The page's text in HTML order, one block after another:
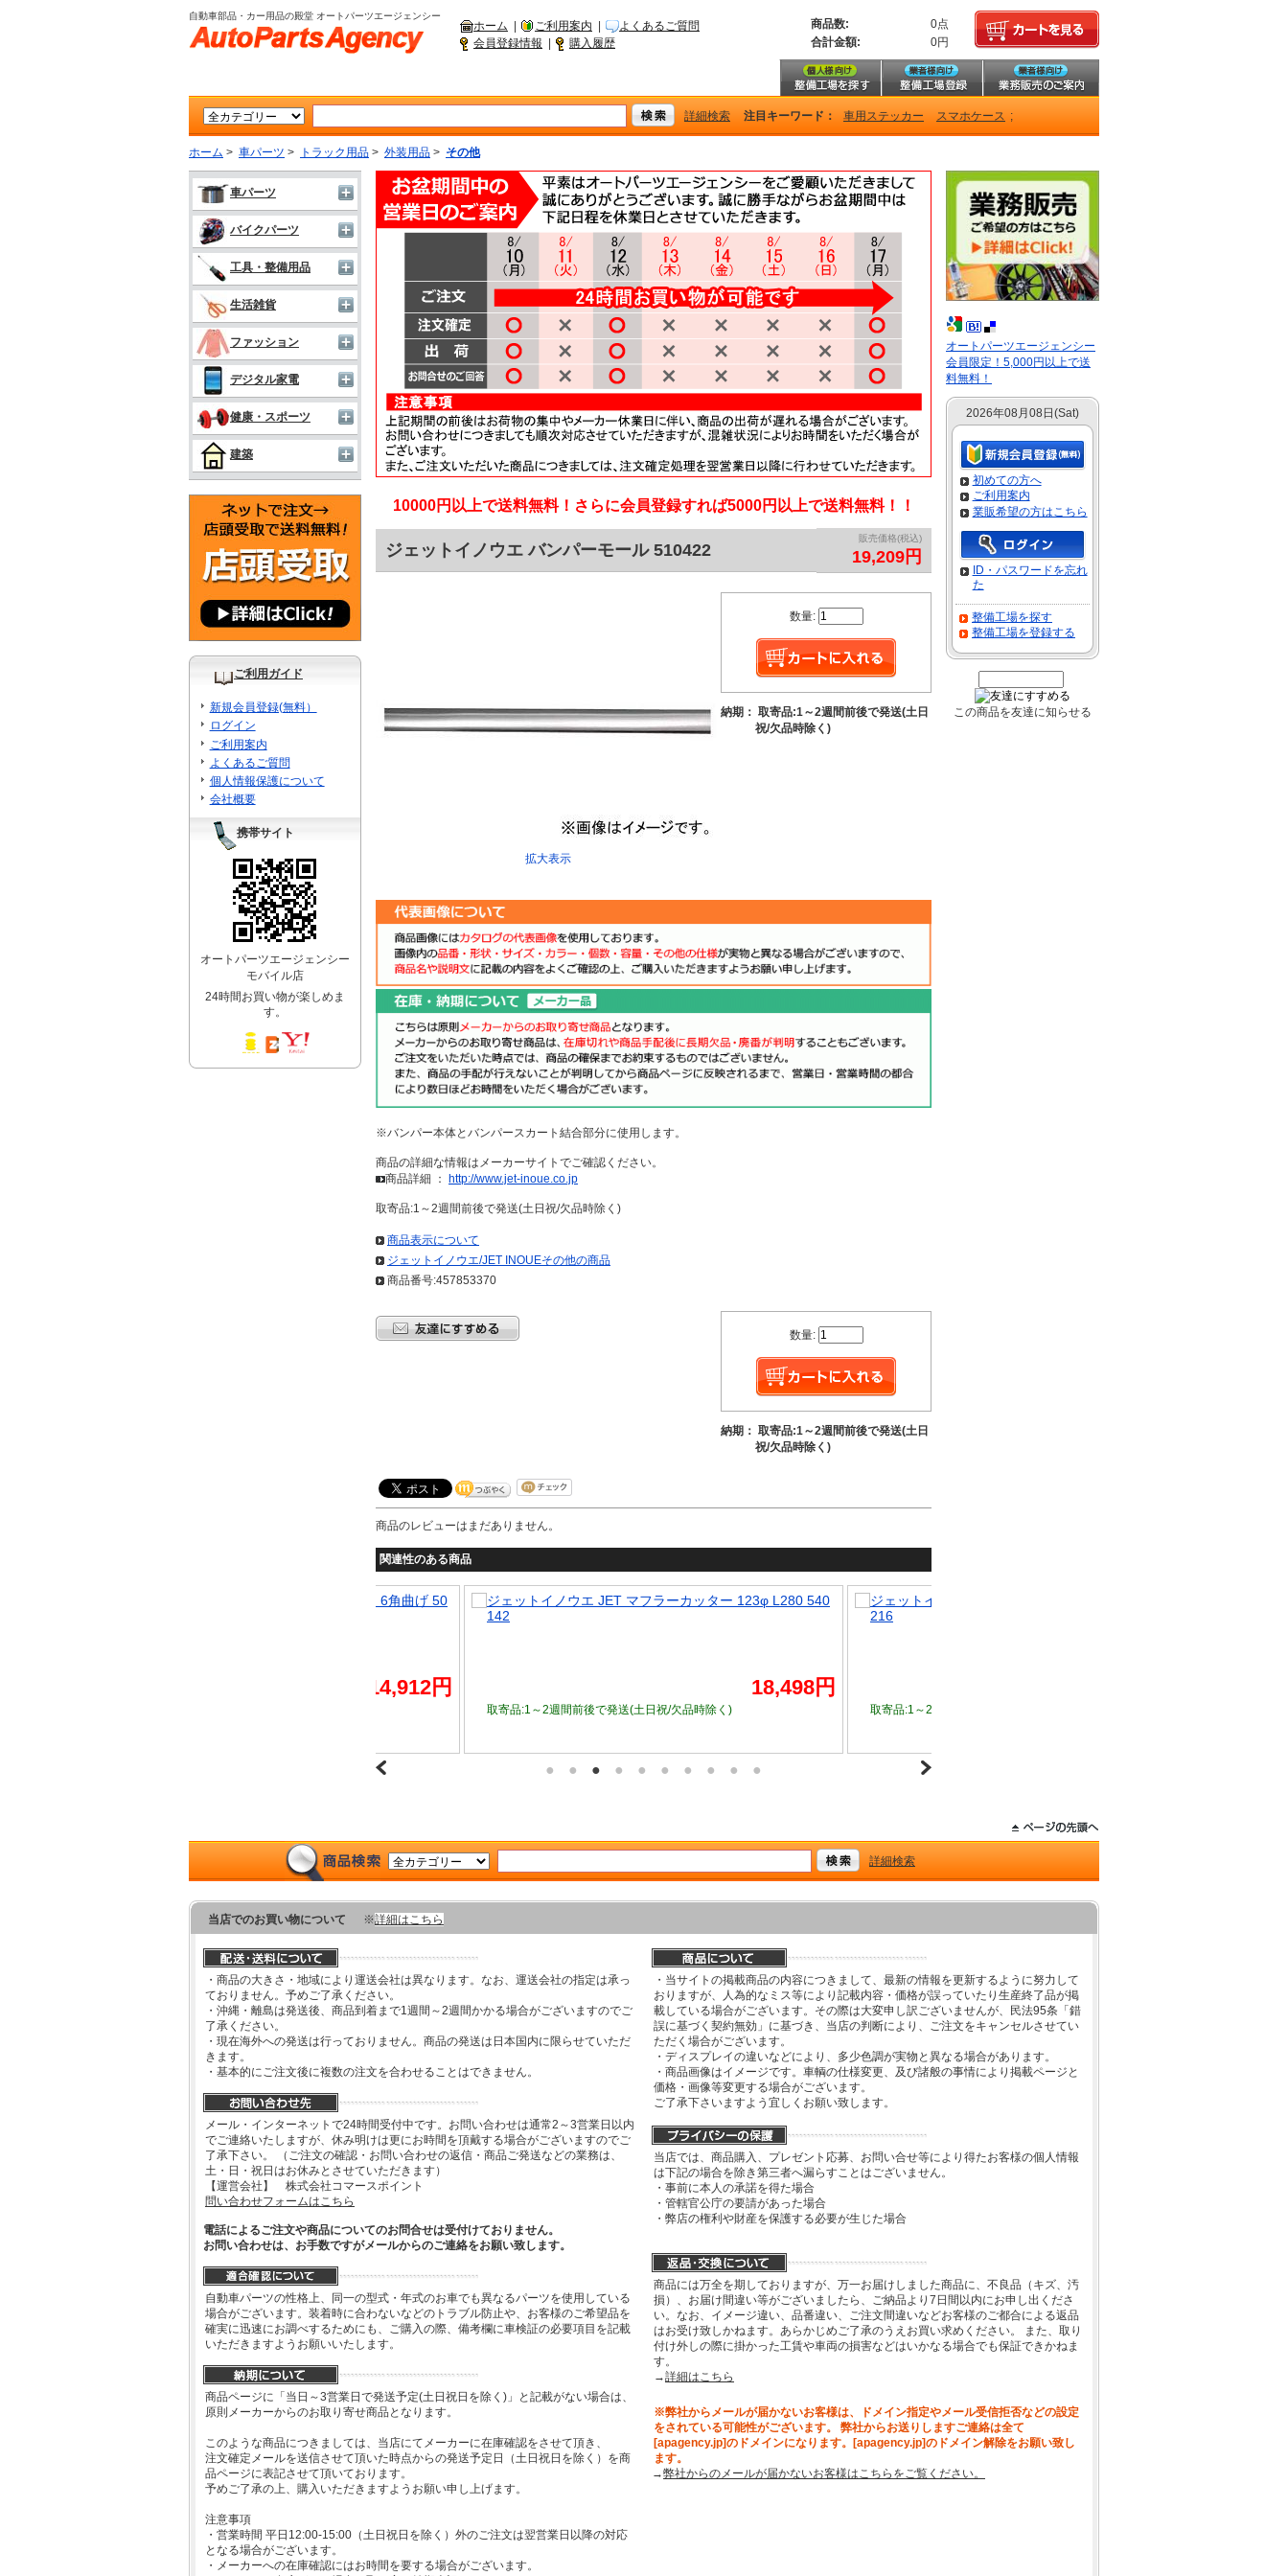
自動車部品・カー用品の殿堂 オートパーツエージェンシー
ホーム ご利用案内
よくあるご質問
会員登録情報
購入履歴
商品数:
0点
合計金額:
0円
詳細検索 注目キーワード： 車用ステッカー スマホケース ;
ホーム > 車パーツ > トラック用品 > 外装用品 > その他
車パーツ
バイクパーツ
工具・整備用品
生活雑貨
ファッション
デジタル家電
健康・スポーツ
建築
ご利用ガイド
新規会員登録(無料）
ログイン
ご利用案内
よくあるご質問
個人情報保護について
会社概要
携帯サイト
オートパーツエージェンシー
モバイル店
24時間お買い物が楽しめま
す。
10000円以上で送料無料！さらに会員登録すれば5000円以上で送料無料！！
ジェットイノウエ バンパーモール 510422
販売価格(税込)
19,209円
拡大表示
数量:
納期： 取寄品:1～2週間前後で発送(土日
祝/欠品時除く)
※バンパー本体とバンパースカート結合部分に使用します。
商品の詳細な情報はメーカーサイトでご確認ください。
商品詳細 ： http://www.jet-inoue.co.jp
取寄品:1～2週間前後で発送(土日祝/欠品時除く)
商品表示について
ジェットイノウエ/JET INOUEその他の商品
商品番号:457853370
数量:
納期： 取寄品:1～2週間前後で発送(土日
祝/欠品時除く)
商品のレビューはまだありません。
関連性のある商品
ジェットイノウエ JET マフラーカッター 88mm 6角曲げ 50
14,912円
ジェットイノウエ JET マフラーカッター 123φ L280 540
142
18,498円
取寄品:1～2週間前後で発送(土日祝/欠品時除く)
ジェットイノウエ JET マフラーカッター 110φ 280L 504
216
取寄品:1～2週間前後で発送
オートパーツエージェンシー
会員限定！5,000円以上で送
料無料！
2026年08月08日(Sat)
初めての方へ
ご利用案内
業販希望の方はこちら
ID・パスワードを忘れ
た
整備工場を探す
整備工場を登録する
この商品を友達に知らせる
詳細検索
当店でのお買い物について ※詳細はこちら
・商品の大きさ・地域により運送会社は異なります。なお、運送会社の指定は承っ
ておりません。予めご了承ください。
・沖縄・離島は発送後、商品到着まで1週間～2週間かかる場合がございますのでご
了承ください。
・現在海外への発送は行っておりません。商品の発送は日本国内に限らせていただ
きます。
・基本的にご注文後に複数の注文を合わせることはできません。
メール・インターネットで24時間受付中です。お問い合わせは通常2～3営業日以内
でご連絡いたしますが、休み明けは更にお時間を頂戴する場合がございますのでご
了承下さい。 （ご注文の確認・お問い合わせの返信・商品ご発送などの業務は、
土・日・祝日はお休みとさせていただきます）
【運営会社】 株式会社コマースポイント
問い合わせフォームはこちら
電話によるご注文や商品についてのお問合せは受付けておりません。
お問い合わせは、お手数ですがメールからのご連絡をお願い致します。
自動車パーツの性格上、同一の型式・年式のお車でも異なるパーツを使用している
場合がございます。装着時に合わないなどのトラブル防止や、お客様のご希望品を
確実に迅速にお調べするためにも、ご購入の際、備考欄に車検証の必要項目を記載
いただきますようお願いいたします。
商品ページに「当日～3営業日で発送予定(土日祝日を除く)」と記載がない場合は、
原則メーカーからのお取り寄せ商品となります。
このような商品につきましては、当店にてメーカーに在庫確認をさせて頂き、
注文確定メールを送信させて頂いた時点からの発送予定日（土日祝日を除く）を商
品ページに表記させて頂いております。
予めご了承の上、購入いただきますようお願い申し上げます。
注意事項
・営業時間 平日12:00-15:00（土日祝日を除く）外のご注文は翌営業日以降の対応
となる場合がございます。
・メーカーへの在庫確認にはお時間を要する場合がございます。
・当サイトの掲載商品の内容につきまして、最新の情報を更新するように努力して
おりますが、人為的なミス等により記載内容・価格が誤っていたり生産終了品が掲
載している場合がございます。その際は大変申し訳ございませんが、民法95条「錯
誤に基づく契約無効」に基づき、当店の判断により、ご注文をキャンセルさせてい
ただく場合がございます。
・ディスプレイの違いなどにより、多少色調が実物と異なる場合があります。
・商品画像はイメージです。車輌の仕様変更、及び諸般の事情により掲載ページと
価格・画像等変更する場合がございます。
ご了承下さいますよう宜しくお願い致します。
当店では、商品購入、プレゼント応募、お問い合せ等により得たお客様の個人情報
は下記の場合を除き第三者へ漏らすことはございません。
・事前に本人の承諾を得た場合
・管轄官公庁の要請があった場合
・弊店の権利や財産を保護する必要が生じた場合
商品には万全を期しておりますが、万一お届けしました商品に、不良品（キズ、汚
損）、お届け間違い等がございましたら、ご納品より7日間以内にお申し出くださ
い。なお、イメージ違い、品番違い、ご注文間違いなどお客様のご都合による返品
はお受け致しかねます。あらかじめご了承のうえお買い求めください。 また、取り
付け外しの際に掛かった工賃や車両の損害などはいかなる場合でも保証できかねま
す。
→詳細はこちら
※弊社からメールが届かないお客様は、ドメイン指定やメール受信拒否などの設定
をされている可能性がございます。 弊社からお送りしますご連絡は全て
[apagency.jp]のドメインになります。[apagency.jp]のドメイン解除をお願い致し
ます。
→弊社からのメールが届かないお客様はこちらをご覧ください。